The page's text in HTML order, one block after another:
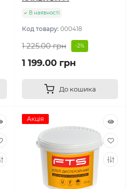
В наявності
Код товару: 000418
1 225.00 грн -2%
1 199.00 грн
До кошика
Акція